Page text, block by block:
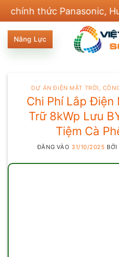
nội
dung
Panasonic, Huawei,
Năng Lực
DỰ ÁN ĐIỆN MẶT TRỜI
Chi Phí Lắp Điện
Trữ 8kWp Lưu
Tiệm Cà
ĐĂNG VÀO 31/10/2025 BỞI